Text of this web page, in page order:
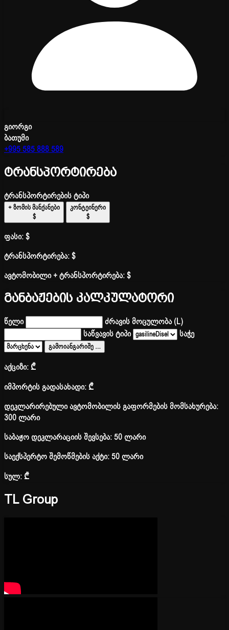
გიორგი
ბათუმი
+995 585 888 589
ტრანსპორტირება
ტრანსპორტირების ტიპი
+ ზომის მანქანები
$
კონტეინერი
$
ფასი:$
ტრანსპორტირება:$
ავტომობილი + ტრანსპორტირება:$
განბაჟების კალკულატორი
წელი
ძრავის მოცულობა (L)
საწვავის ტიპი
საჭე
გამოიანგარიშე …
აქციზი:₾
იმპორტის გადასახადი:₾
დეკლარირებული ავტომობილის გაფორმების მომსახურება:
300 ლარი
საბაჟო დეკლარაციის შევსება: 50 ლარი
საექსპერტო შემოწმების აქტი: 50 ლარი
სულ:₾
TL Group